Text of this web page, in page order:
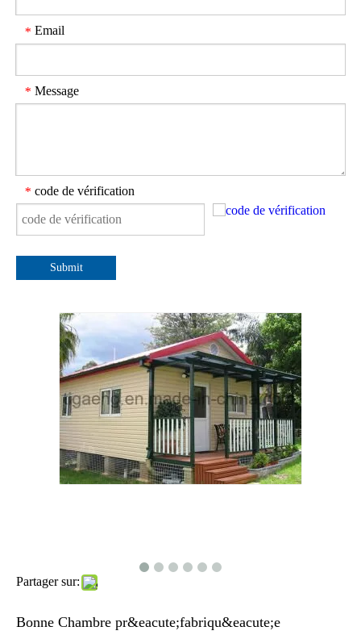
* Email
* Message
* code de vérification
Submit
Partager sur:
Bonne Chambre pr&eacute;fabriqu&eacute;e